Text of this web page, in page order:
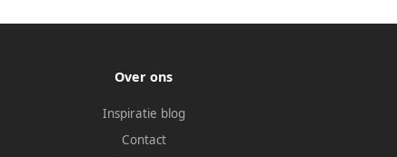
Over ons
Inspiratie blog
Contact